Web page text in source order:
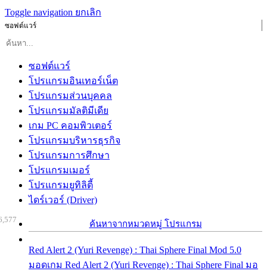
Toggle navigation ยกเลิก
ซอฟต์แวร์
ซอฟต์แวร์
โปรแกรมอินเทอร์เน็ต
โปรแกรมส่วนบุคคล
โปรแกรมมัลติมีเดีย
เกม PC คอมพิวเตอร์
โปรแกรมบริหารธุรกิจ
โปรแกรมการศึกษา
โปรแกรมเมอร์
โปรแกรมยูทิลิตี้
ไดร์เวอร์ (Driver)
ค้นหาจากหมวดหมู่ โปรแกรม
Red Alert 2 (Yuri Revenge) : Thai Sphere Final Mod 5.0
มอดเกม Red Alert 2 (Yuri Revenge) : Thai Sphere Final มอ